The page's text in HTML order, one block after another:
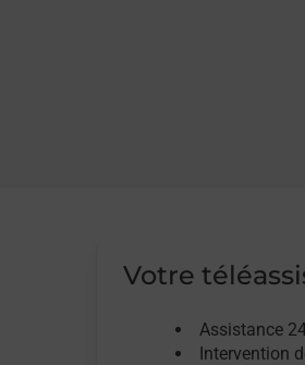
Votre
Assistance
Intervention